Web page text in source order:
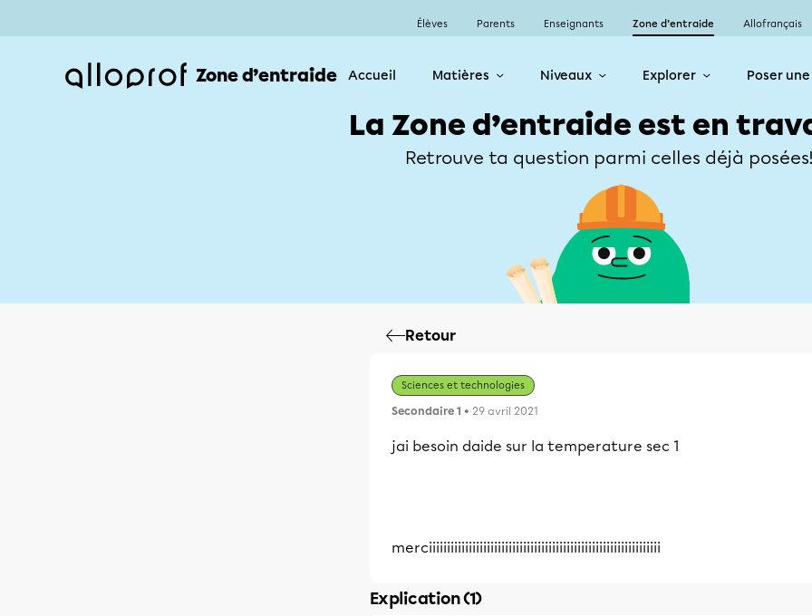
Élèves Parents Enseignants Zone d’entraide Allofrançais
Zone d’entraide Accueil Matières Niveaux Explorer Poser
La Zone d’entraide est en
Retrouve ta question parmi celles déjà
Retour
Sciences et technologies
Secondaire 1 • 29 avril 2021
jai besoin daide sur la temperature sec 1
merciiiiiiiiiiiiiiiiiiiiiiiiiiiiiiiiiiiiiiiiiiiiiiiiiiiiiiiiiiiiiiii
Explication (1)